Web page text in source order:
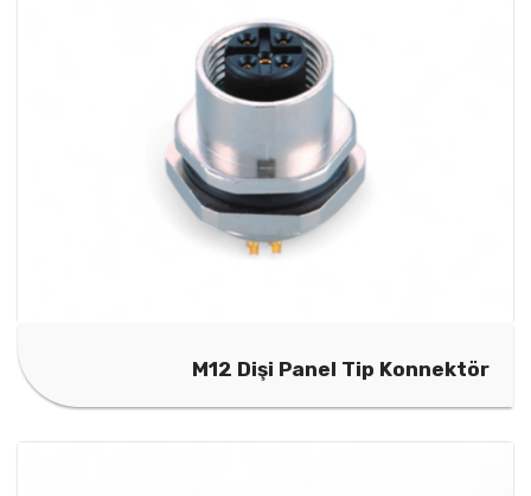
M12 Dişi Panel Tip Konnektör